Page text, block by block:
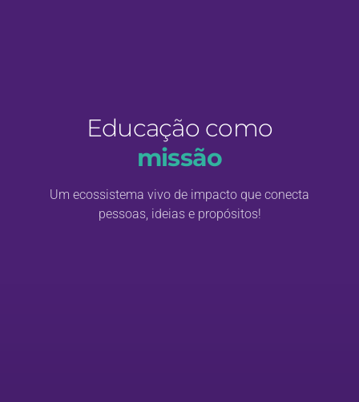
Educação como
missão
Um ecossistema vivo de impacto que conecta
pessoas, ideias e propósitos!